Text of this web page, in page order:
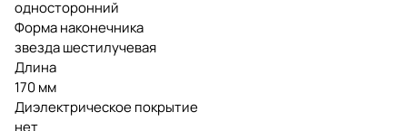
односторонний
Форма наконечника
звезда шестилучевая
Длина
170 мм
Диэлектрическое покрытие
нет